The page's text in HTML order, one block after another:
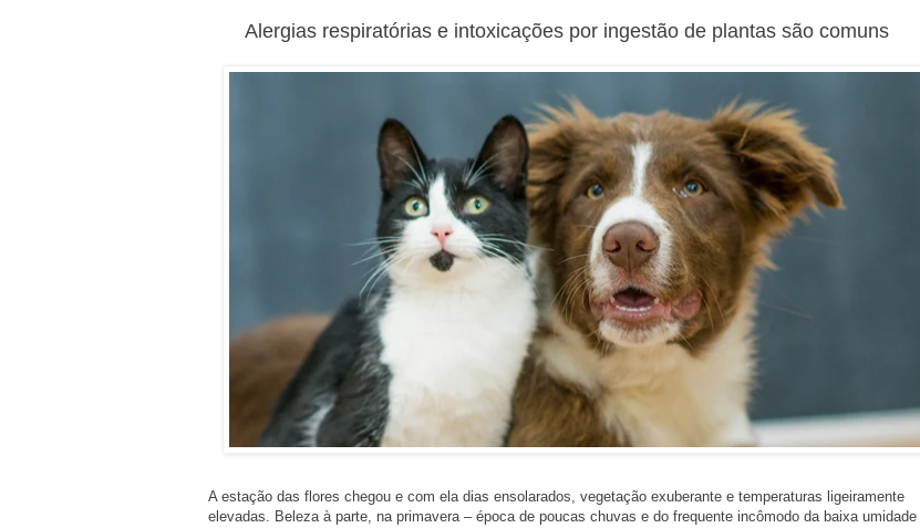
Alergias respiratórias e intoxicações por ingestão de plantas são comuns
A estação das flores chegou e com ela dias ensolarados, vegetação exuberante e temperaturas ligeiramente
elevadas. Beleza à parte, na primavera – época de poucas chuvas e do frequente incômodo da baixa umidade